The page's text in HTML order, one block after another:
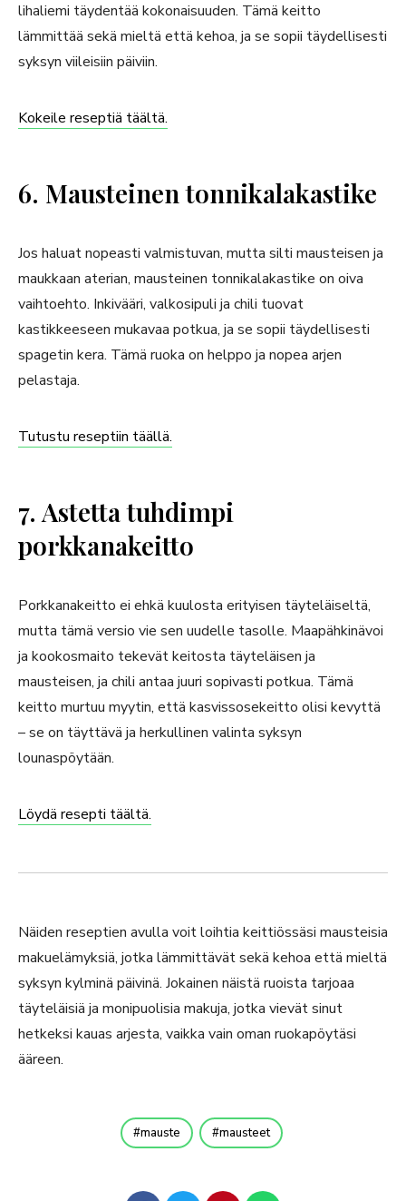
lihaliemi täydentää kokonaisuuden. Tämä keitto
lämmittää sekä mieltä että kehoa, ja se sopii täydellisesti
syksyn viileisiin päiviin.
Kokeile reseptiä täältä.
6. Mausteinen tonnikalakastike
Jos haluat nopeasti valmistuvan, mutta silti mausteisen ja
maukkaan aterian, mausteinen tonnikalakastike on oiva
vaihtoehto. Inkivääri, valkosipuli ja chili tuovat
kastikkeeseen mukavaa potkua, ja se sopii täydellisesti
spagetin kera. Tämä ruoka on helppo ja nopea arjen
pelastaja.
Tutustu reseptiin täällä.
7. Astetta tuhdimpi
porkkanakeitto
Porkkanakeitto ei ehkä kuulosta erityisen täyteläiseltä,
mutta tämä versio vie sen uudelle tasolle. Maapähkinävoi
ja kookosmaito tekevät keitosta täyteläisen ja
mausteisen, ja chili antaa juuri sopivasti potkua. Tämä
keitto murtuu myytin, että kasvissosekeitto olisi kevyttä
– se on täyttävä ja herkullinen valinta syksyn
lounaspöytään.
Löydä resepti täältä.
Näiden reseptien avulla voit loihtia keittiössäsi mausteisia
makuelämyksiä, jotka lämmittävät sekä kehoa että mieltä
syksyn kylminä päivinä. Jokainen näistä ruoista tarjoaa
täyteläisiä ja monipuolisia makuja, jotka vievät sinut
hetkeksi kauas arjesta, vaikka vain oman ruokapöytäsi
ääreen.
mauste mausteet